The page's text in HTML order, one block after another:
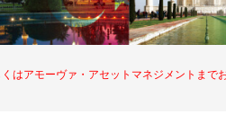
はアモーヴァ・アセットマネジメントまで